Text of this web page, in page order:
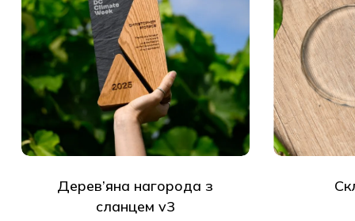
Дерев’яна нагорода з
сланцем v3